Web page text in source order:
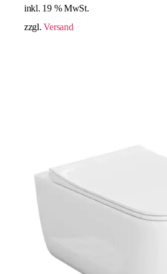
inkl. 19 % MwSt.
zzgl.Versand